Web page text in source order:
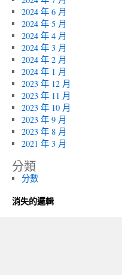
2024 年 6 月
2024 年 5 月
2024 年 4 月
2024 年 3 月
2024 年 2 月
2024 年 1 月
2023 年 12 月
2023 年 11 月
2023 年 10 月
2023 年 9 月
2023 年 8 月
2021 年 3 月
分類
分數
消失的邏輯